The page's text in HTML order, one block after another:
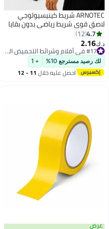
#17 في أفلام وشرائط التحميض الجاف
#17 في أفلام وشرائط التحميض الجاف
فوميمو 1000 قطعة من نقاط
الغراء الشفافة للبالونات، شرائط
ملاحظات لاصقة مزدوجة الجوانب
قابلة للازالة دائرية لا تترك اثرا، نقاط
صمغ شفافة متعددة الوظائف
لتزيين الحفلات والمهرجانات، عاجي
4.4
د.ك‏3.06
لك رصيد مسترجع 10%
احصل عليه خلال